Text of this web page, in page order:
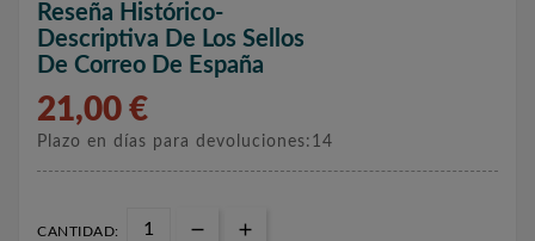
Reseña Histórico-
Descriptiva De Los Sellos
De Correo De España
21,00 €
Plazo en días para devoluciones:14
CANTIDAD: